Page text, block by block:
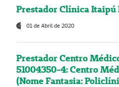
Prestador Clínica Itaipú
01 de Abril de 2020
Prestador Centro
51004350-4: Centro
(Nome Fantasia: